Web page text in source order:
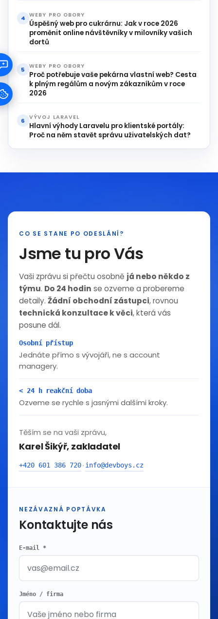
4 WEBY PRO OBORY
Úspěšný web pro cukrárnu: Jak v roce 2026
proměnit online návštěvníky v milovníky vašich
dortů
5 WEBY PRO OBORY
Proč potřebuje vaše pekárna vlastní web? Cesta
k plným regálům a novým zákazníkům v roce
2026
6 VÝVOJ LARAVEL
Hlavní výhody Laravelu pro klientské portály:
Proč na něm stavět správu uživatelských dat?
CO SE STANE PO ODESLÁNÍ?
Jsme tu pro Vás
Vaši zprávu si přečtu osobně já nebo někdo z
týmu. Do 24 hodin se ozveme a probereme
detaily.Žádní obchodní zástupci, rovnou
technická konzultace k věci, která vás
posune dál.
Osobní přístup
Jednáte přímo s vývojáři, ne s account
managery.
< 24 h reakční doba
Ozveme se rychle s jasnými dalšími kroky.
Těším se na vaši zprávu,
Karel Šikýř, zakladatel
+420 601 386 720· info@devboys.cz
NEZÁVAZNÁ POPTÁVKA
Kontaktujte nás
E-mail *
Jméno / firma